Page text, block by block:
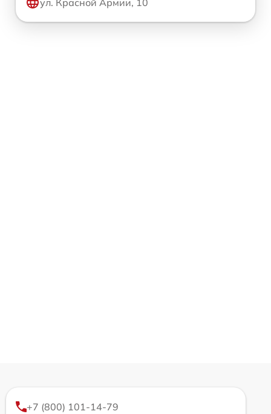
ул. Красной Армии, 10
+7 (800) 101-14-79